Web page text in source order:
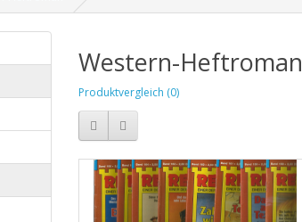
Western-Heftroman
Produktvergleich (0)